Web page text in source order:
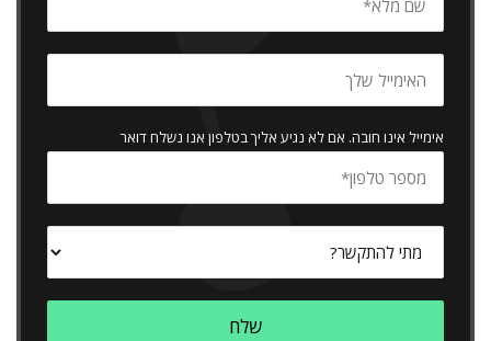
אימייל אינו חובה. אם לא נגיע אליך בטלפון אנו נשלח דואר